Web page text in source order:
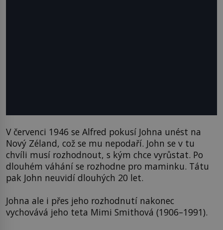
V červenci 1946 se Alfred pokusí Johna unést na
Nový Zéland, což se mu nepodaří. John se v tu
chvíli musí rozhodnout, s kým chce vyrůstat. Po
dlouhém váhání se rozhodne pro maminku. Tátu
pak John neuvidí dlouhých 20 let.
Johna ale i přes jeho rozhodnutí nakonec
vychovává jeho teta Mimi Smithová (1906–1991).